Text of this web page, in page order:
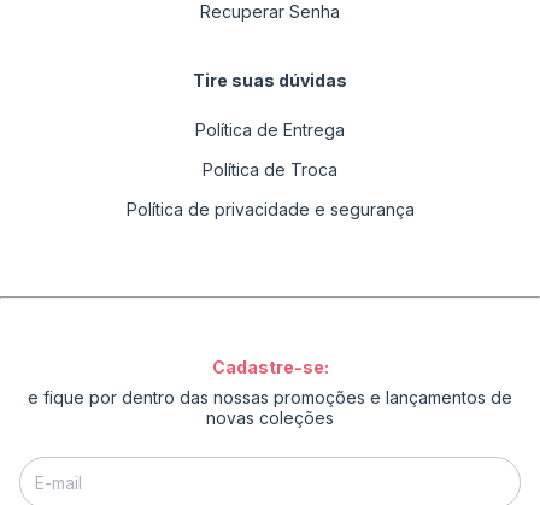
Recuperar Senha
Tire suas dúvidas
Política de Entrega
Política de Troca
Política de privacidade e segurança
Cadastre-se:
e fique por dentro das nossas promoções e lançamentos de
novas coleções